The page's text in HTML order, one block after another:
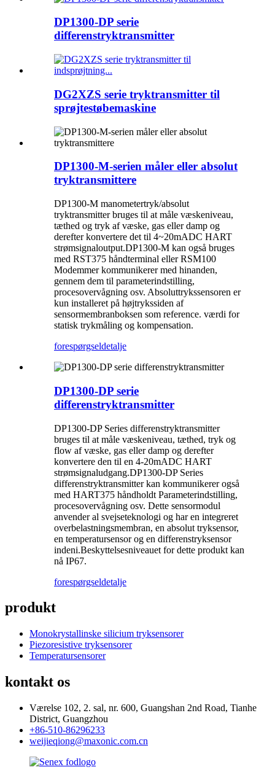
DP1300-DP serie
differenstryktransmitter
DG2XZS serie tryktransmitter til
sprøjtestøbemaskine
DP1300-M-serien måler eller absolut
tryktransmittere
DP1300-M manometertryk/absolut
tryktransmitter bruges til at måle væskeniveau,
tæthed og tryk af væske, gas eller damp og
derefter konvertere det til 4~20mADC HART
strømsignaloutput.DP1300-M kan også bruges
med RST375 håndterminal eller RSM100
Modemmer kommunikerer med hinanden,
gennem dem til parameterindstilling,
procesovervågning osv. Absoluttrykssensoren er
kun installeret på højtrykssiden af ​​
sensormembranboksen som reference. værdi for
statisk trykmåling og kompensation.
forespørgseldetalje
DP1300-DP serie
differenstryktransmitter
DP1300-DP Series differenstryktransmitter
bruges til at måle væskeniveau, tæthed, tryk og
flow af væske, gas eller damp og derefter
konvertere den til en 4-20mADC HART
strømsignaludgang.DP1300-DP Series
differenstryktransmitter kan kommunikerer også
med HART375 håndholdt Parameterindstilling,
procesovervågning osv. Dette sensormodul
anvender al svejseteknologi og har en integreret
overbelastningsmembran, en absolut tryksensor,
en temperatursensor og en differenstryksensor
indeni.Beskyttelsesniveauet for dette produkt kan
nå IP67.
forespørgseldetalje
produkt
Monokrystallinske silicium tryksensorer
Piezoresistive tryksensorer
Temperatursensorer
kontakt os
Værelse 102, 2. sal, nr. 600, Guangshan 2nd Road, Tianhe
District, Guangzhou
+86-510-86296233
weijieqiong@maxonic.com.cn